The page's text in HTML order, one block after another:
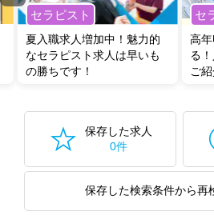
セラピスト
夏入職求人増加中！魅力的
なセラピスト求人は早いも
の勝ちです！
セ
高
る
ご紹
保存した求人
0件
保存した検索条件から再